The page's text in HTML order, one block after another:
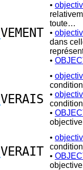
VEMENT
•
toute…
•
dans
•
VERAIS
•
•
•
VERAIT
•
•